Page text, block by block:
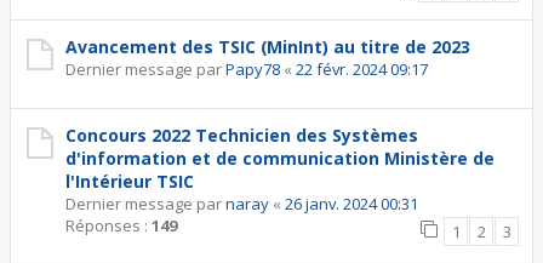
Avancement des TSIC (MinInt) au titre de 2023
Dernier message parPapy78 « 22 févr. 2024 09:17
Concours 2022 Technicien des Systèmes
d'information et de communication Ministère de
l'Intérieur TSIC
Dernier message parnaray « 26 janv. 2024 00:31
Réponses : 149 1 2 3